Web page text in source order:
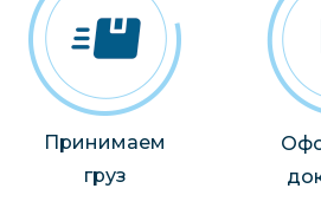
Принимаем
груз